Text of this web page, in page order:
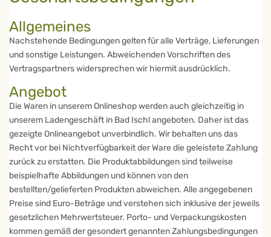
Allgemeines
Nachstehende Bedingungen gelten für alle Verträge, Lieferungen
und sonstige Leistungen. Abweichenden Vorschriften des
Vertragspartners widersprechen wir hiermit ausdrücklich.
Angebot
Die Waren in unserem Onlineshop werden auch gleichzeitig in
unserem Ladengeschäft in Bad Ischl angeboten. Daher ist das
gezeigte Onlineangebot unverbindlich. Wir behalten uns das
Recht vor bei Nichtverfügbarkeit der Ware die geleistete Zahlung
zurück zu erstatten. Die Produktabbildungen sind teilweise
beispielhafte Abbildungen und können von den
bestellten/gelieferten Produkten abweichen. Alle angegebenen
Preise sind Euro-Beträge und verstehen sich inklusive der jeweils
gesetzlichen Mehrwertsteuer. Porto- und Verpackungskosten
kommen gemäß der gesondert genannten Zahlungsbedingungen